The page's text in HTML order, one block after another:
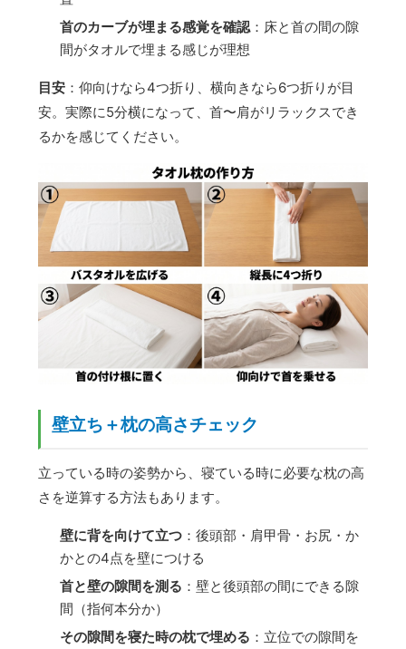
首のカーブが埋まる感覚を確認：床と首の間の隙
間がタオルで埋まる感じが理想
目安 ：仰向けなら4つ折り、横向きなら6つ折りが目
安。実際に5分横になって、首〜肩がリラックスでき
るかを感じてください。
壁立ち＋枕の高さチェック
立っている時の姿勢から、寝ている時に必要な枕の高
さを逆算する方法もあります。
壁に背を向けて立つ ：後頭部・肩甲骨・お尻・か
かとの4点を壁につける
首と壁の隙間を測る ：壁と後頭部の間にできる隙
間（指何本分か）
その隙間を寝た時の枕で埋める ：立位での隙間を